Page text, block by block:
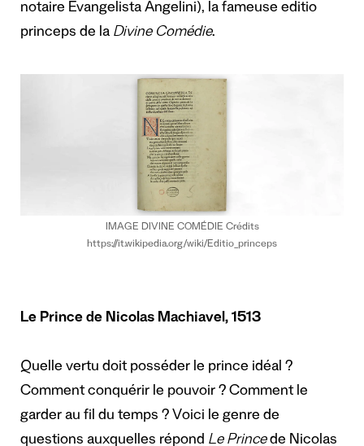
notaire Evangelista Angelini), la fameuse editio
princeps de la Divine Comédie.
IMAGE DIVINE COMÉDIE Crédits
https://it.wikipedia.org/wiki/Editio_princeps
Le Prince de Nicolas Machiavel, 1513
Quelle vertu doit posséder le prince idéal ?
Comment conquérir le pouvoir ? Comment le
garder au fil du temps ? Voici le genre de
questions auxquelles répond Le Princede Nicolas